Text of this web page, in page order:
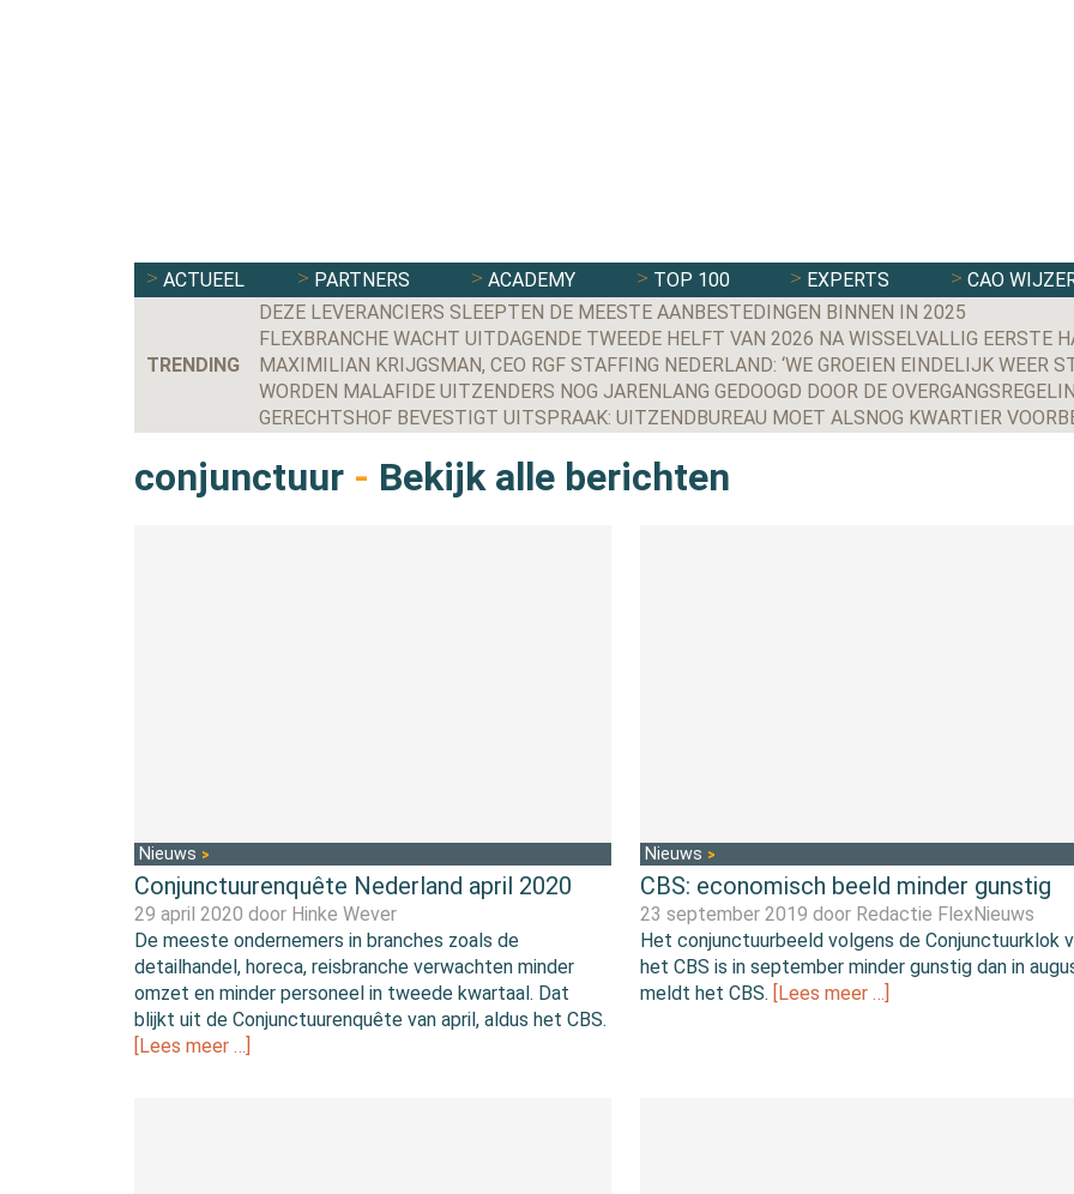
ACTUEEL PARTNERS ACADEMY TOP 100 EXPERTS CAO
TRENDING
DEZE LEVERANCIERS SLEEPTEN DE MEESTE AANBESTEDINGEN BINNEN IN 2025
FLEXBRANCHE WACHT UITDAGENDE TWEEDE HELFT VAN 2026 NA WISSELVALLIG EERSTE
WORDEN MALAFIDE UITZENDERS NOG JARENLANG GEDOOGD DOOR DE
conjunctuur - Bekijk alle berichten
Nieuws
Conjunctuurenquête Nederland april 2020
29 april 2020 door Hinke Wever
De meeste ondernemers in branches zoals de
detailhandel, horeca, reisbranche verwachten minder
omzet en minder personeel in tweede kwartaal. Dat
blijkt uit de Conjunctuurenquête van april, aldus het CBS.
[Lees meer …]
Nieuws
CBS: economisch beeld minder gunstig
23 september 2019 door Redactie FlexNieuws
Het conjunctuurbeeld volgens de Conjunctuurklok
het CBS is in september minder gunstig dan in
meldt het CBS. [Lees meer …]